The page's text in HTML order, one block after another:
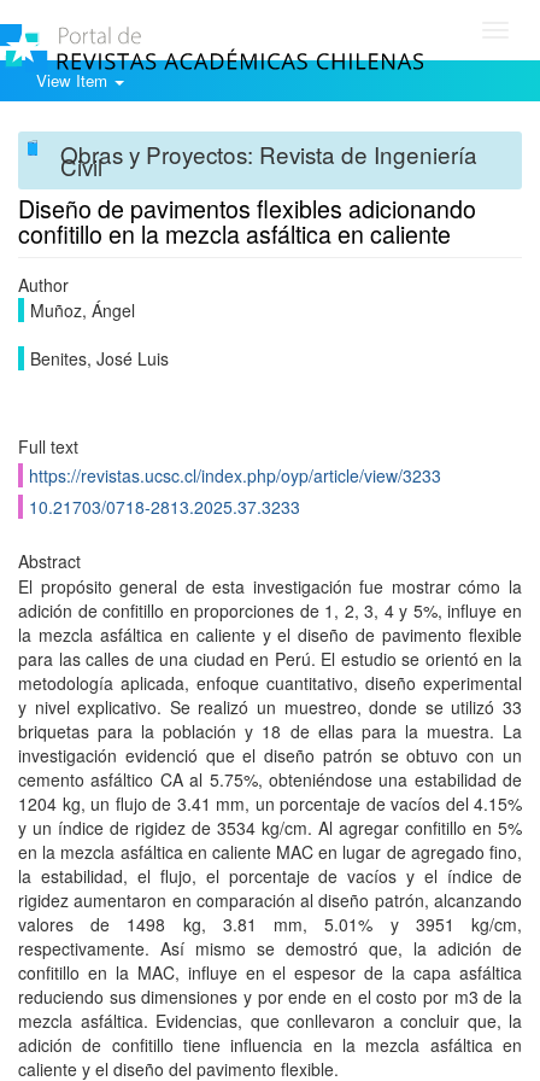
View Item
Obras y Proyectos: Revista de Ingeniería
Civil
Diseño de pavimentos flexibles adicionando
confitillo en la mezcla asfáltica en caliente
Author
Muñoz, Ángel
Benites, José Luis
Full text
https://revistas.ucsc.cl/index.php/oyp/article/view/3233
10.21703/0718-2813.2025.37.3233
Abstract
El propósito general de esta investigación fue mostrar cómo la
adición de confitillo en proporciones de 1, 2, 3, 4 y 5%, influye en
la mezcla asfáltica en caliente y el diseño de pavimento flexible
para las calles de una ciudad en Perú. El estudio se orientó en la
metodología aplicada, enfoque cuantitativo, diseño experimental
y nivel explicativo. Se realizó un muestreo, donde se utilizó 33
briquetas para la población y 18 de ellas para la muestra. La
investigación evidenció que el diseño patrón se obtuvo con un
cemento asfáltico CA al 5.75%, obteniéndose una estabilidad de
1204 kg, un flujo de 3.41 mm, un porcentaje de vacíos del 4.15%
y un índice de rigidez de 3534 kg/cm. Al agregar confitillo en 5%
en la mezcla asfáltica en caliente MAC en lugar de agregado fino,
la estabilidad, el flujo, el porcentaje de vacíos y el índice de
rigidez aumentaron en comparación al diseño patrón, alcanzando
valores de 1498 kg, 3.81 mm, 5.01% y 3951 kg/cm,
respectivamente. Así mismo se demostró que, la adición de
confitillo en la MAC, influye en el espesor de la capa asfáltica
reduciendo sus dimensiones y por ende en el costo por m3 de la
mezcla asfáltica. Evidencias, que conllevaron a concluir que, la
adición de confitillo tiene influencia en la mezcla asfáltica en
caliente y el diseño del pavimento flexible.